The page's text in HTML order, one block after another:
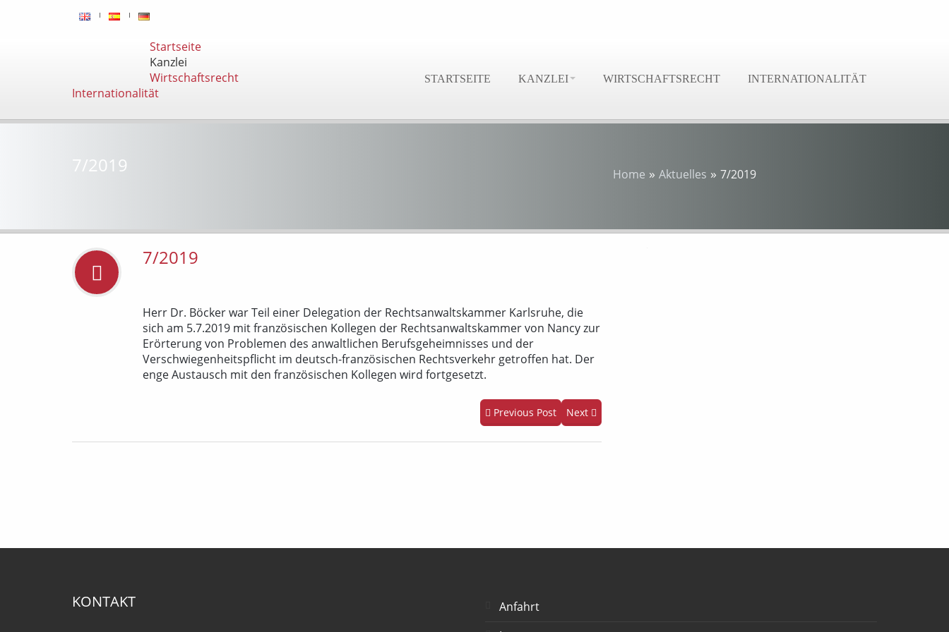
STARTSEITE KANZLEI WIRTSCHAFTSRECHT INTERNATIONALITÄT
Startseite
Kanzlei
Wirtschaftsrecht
Internationalität
7/2019 Home » Aktuelles » 7/2019
7/2019
Herr Dr. Böcker war Teil einer Delegation der Rechtsanwaltskammer Karlsruhe, die
sich am 5.7.2019 mit französischen Kollegen der Rechtsanwaltskammer von Nancy zur
Erörterung von Problemen des anwaltlichen Berufsgeheimnisses und der
Verschwiegenheitspflicht im deutsch-französischen Rechtsverkehr getroffen hat. Der
enge Austausch mit den französischen Kollegen wird fortgesetzt.
Previous Post Next
KONTAKT
Anfahrt